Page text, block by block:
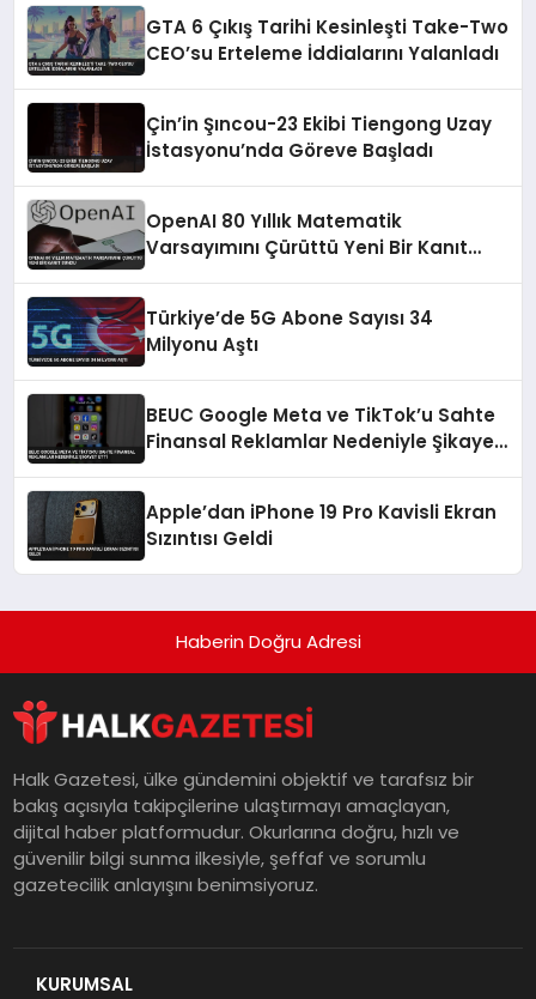
GTA 6 Çıkış Tarihi Kesinleşti Take-Two
CEO’su Erteleme İddialarını Yalanladı
Çin’in Şıncou-23 Ekibi Tiengong Uzay
İstasyonu’nda Göreve Başladı
OpenAI 80 Yıllık Matematik
Varsayımını Çürüttü Yeni Bir Kanıt
Türkiye’de 5G Abone Sayısı 34
Milyonu Aştı
BEUC Google Meta ve TikTok’u Sahte
Finansal Reklamlar Nedeniyle Şikayet
Apple’dan iPhone 19 Pro Kavisli Ekran
Sızıntısı Geldi
Haberin Doğru Adresi
Halk Gazetesi, ülke gündemini objektif ve tarafsız bir
bakış açısıyla takipçilerine ulaştırmayı amaçlayan,
dijital haber platformudur. Okurlarına doğru, hızlı ve
güvenilir bilgi sunma ilkesiyle, şeffaf ve sorumlu
gazetecilik anlayışını benimsiyoruz.
KURUMSAL